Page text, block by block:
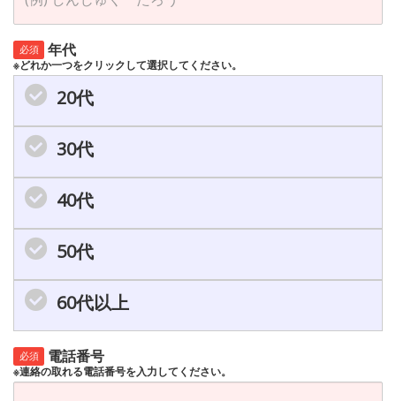
必須 年代
※どれか一つをクリックして選択してください。
20代
30代
40代
50代
60代以上
必須 電話番号
※連絡の取れる電話番号を入力してください。